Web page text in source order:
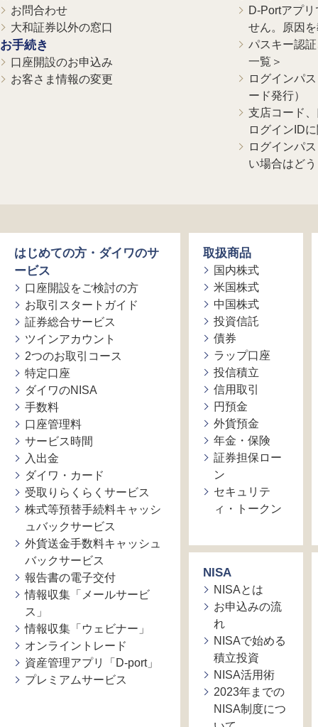
お問合わせ
大和証券以外の窓口
お手続き
口座開設のお申込み
お客さま情報の変更
D-Portアプ
せん。原因
パスキー認
一覧＞
ログインパ
ード発行）
支店コード
ログインID
ログインパ
い場合はど
はじめての方・ダイワのサ
ービス
口座開設をご検討の方
お取引スタートガイド
証券総合サービス
ツインアカウント
2つのお取引コース
特定口座
ダイワのNISA
手数料
口座管理料
サービス時間
入出金
ダイワ・カード
受取りらくらくサービス
株式等預替手続料キャッシ
ュバックサービス
外貨送金手数料キャッシュ
バックサービス
報告書の電子交付
情報収集「メールサービ
ス」
情報収集「ウェビナー」
オンライントレード
資産管理アプリ「D-port」
プレミアムサービス
取扱商品
国内株式
米国株式
中国株式
投資信託
債券
ラップ口座
投信積立
信用取引
円預金
外貨預金
年金・保険
証券担保ロー
ン
セキュリテ
ィ・トークン
NISA
NISAとは
お申込みの流
れ
NISAで始める
積立投資
NISA活用術
2023年までの
NISA制度につ